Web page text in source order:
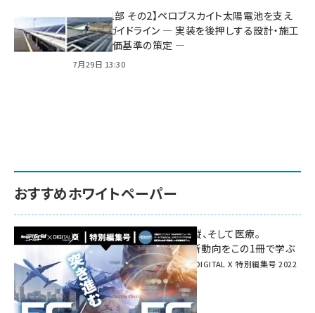
特集【第1部 その2】ペロブスカイト太陽電池を支え
る2つのガイドライン ― 実装を後押しする設計・施工
方針と評価基準の策定 ―
7月29日 13:30
おすすめホワイトペーパー
環境対策、建機の遠隔操縦、そして医療。
次世代通信規格「5G」最新動向をこの1冊で学ぶ
SmartGrid ニューズレター × DIGITAL X 特別編集号 2022
Summer